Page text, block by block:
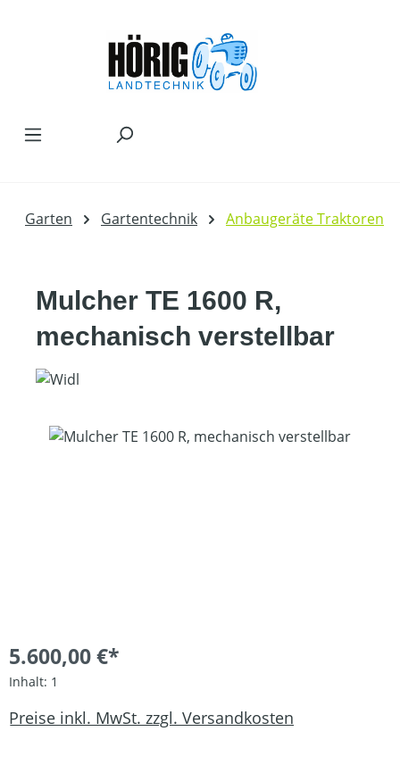
Garten Gartentechnik Anbaugeräte Traktoren
Mulcher TE 1600 R,
mechanisch verstellbar
Bildergalerie überspringen
5.600,00 €*
Inhalt: 1
Preise inkl. MwSt. zzgl. Versandkosten